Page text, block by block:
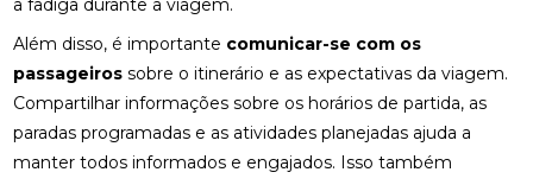
a fadiga durante a viagem.
Além disso, é importante comunicar-se com os
passageiros sobre o itinerário e as expectativas da viagem.
Compartilhar informações sobre os horários de partida, as
paradas programadas e as atividades planejadas ajuda a
manter todos informados e engajados. Isso também